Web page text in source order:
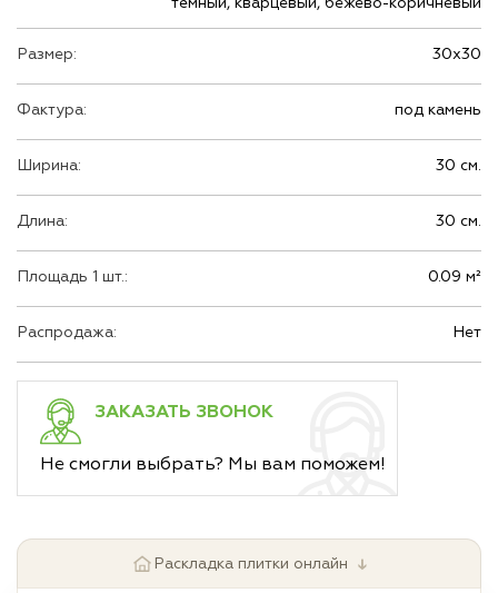
Размер: 30х30
Фактура: под камень
Ширина: 30 см.
Длина: 30 см.
Площадь 1 шт.: 0.09 м²
Распродажа: Нет
ЗАКАЗАТЬ ЗВОНОК
Не смогли выбрать? Мы вам поможем!
Раскладка плитки онлайн ↓